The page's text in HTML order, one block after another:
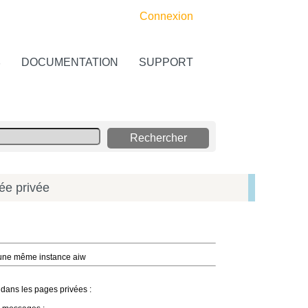
Connexion
DOCUMENTATION SUPPORT
privée
même instance aiw
les pages privées :